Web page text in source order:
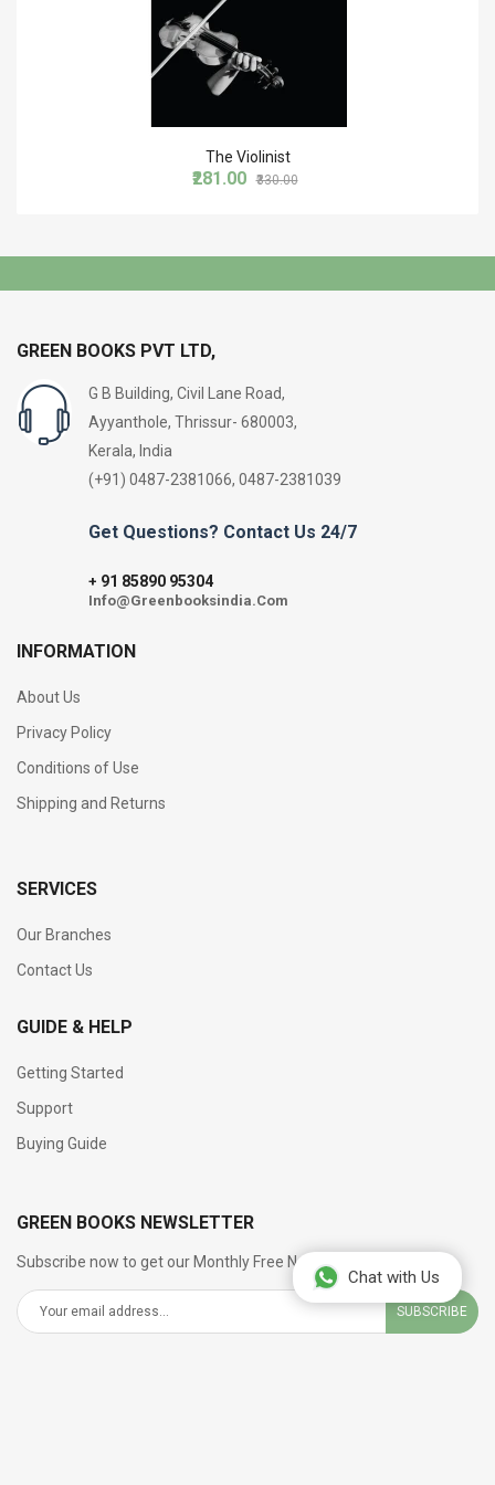
Chat with Us
The Violinist
₹281.00 ₹330.00
GREEN BOOKS PVT LTD,
G B Building, Civil Lane Road,
Ayyanthole, Thrissur- 680003,
Kerala, India
(+91) 0487-2381066, 0487-2381039
Get Questions? Contact Us 24/7
+ 91 85890 95304
Info@Greenbooksindia.Com
INFORMATION
About Us
Privacy Policy
Conditions of Use
Shipping and Returns
SERVICES
Our Branches
Contact Us
GUIDE & HELP
Getting Started
Support
Buying Guide
GREEN BOOKS NEWSLETTER
Subscribe now to get our Monthly Free Newsletter
SUBSCRIBE